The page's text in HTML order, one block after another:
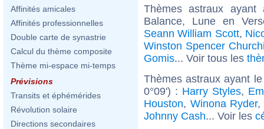
Affinités amicales
Affinités professionnelles
Double carte de synastrie
Calcul du thème composite
Thème mi-espace mi-temps
Prévisions
Transits et éphémérides
Révolution solaire
Directions secondaires
Thèmes astraux
Balance, Lune en
Seann William Scott,
Winston Spencer
Gomis... Voir tous les
Thèmes astraux ayant
0°09') : Harry Styles,
Houston, Winona Ryder,
Johnny Cash... Voir les